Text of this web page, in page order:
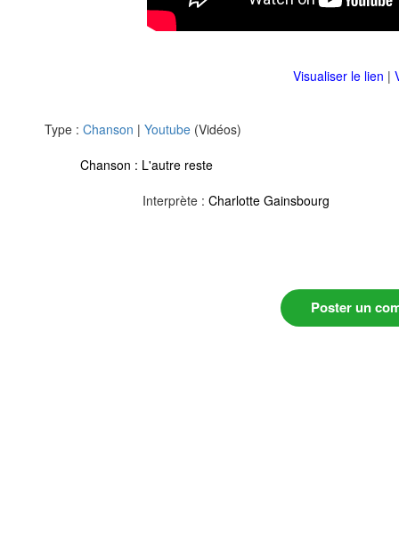
Visualiser le lien |
Type : Chanson | Youtube (Vidéos)
Chanson : L'autre reste
Interprète : Charlotte Gainsbourg
Poster un